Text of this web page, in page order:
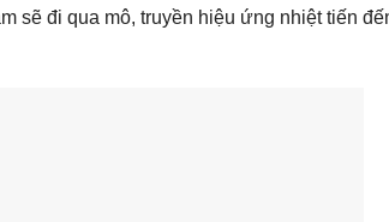
sẽ đi qua mô, truyền hiệu ứng nhiệt tiến